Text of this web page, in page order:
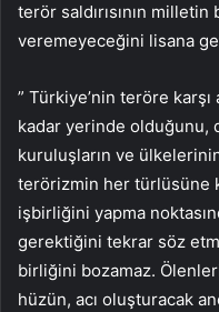
terör saldırısının
veremeyeceğini lisana
” Türkiye’nin teröre
kadar yerinde olduğunu,
kuruluşların ve
terörizmin her türlüsüne
işbirliğini yapma
gerektiğini tekrar söz
birliğini bozamaz.
hüzün, acı oluşturacak